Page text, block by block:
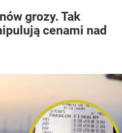
grozy. Tak
cenami nad